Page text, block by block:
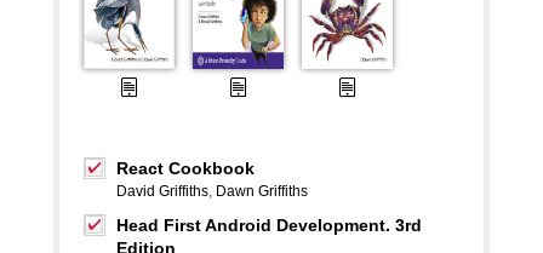
React Cookbook
David Griffiths, Dawn Griffiths
Head First Android Development. 3rd
Edition